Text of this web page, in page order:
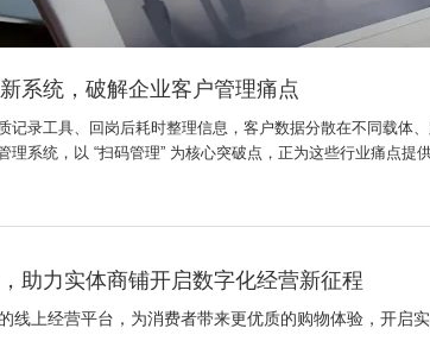
系统，破解企业客户管理痛点
记录工具、回岗后耗时整理信息，客户数据分散在不同载体
理系统，以 “扫码管理” 为核心突破点，正为这些行业痛点提
助力实体商铺开启数字化经营新征程
线上经营平台，为消费者带来更优质的购物体验，开启